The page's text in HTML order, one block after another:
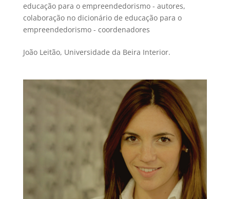
educação para o empreendedorismo - autores,
colaboração no dicionário de educação para o
empreendedorismo - coordenadores
João Leitão, Universidade da Beira Interior.